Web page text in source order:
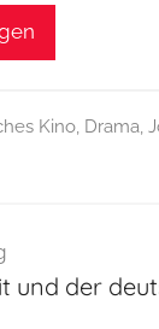
Kino, Drama,
und der